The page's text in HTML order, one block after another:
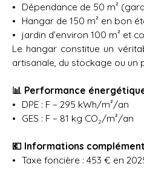
Dépendance de 50 m²
Hangar de 150 m² en bon
jardin d’environ 100 m² et
Le hangar constitue un
artisanale, du stockage ou
📊 Performance
DPE : F – 295 kWh/m²/an
GES : F – 81 kg CO₂/m²/an
💶 Informations
Taxe foncière : 453 € en